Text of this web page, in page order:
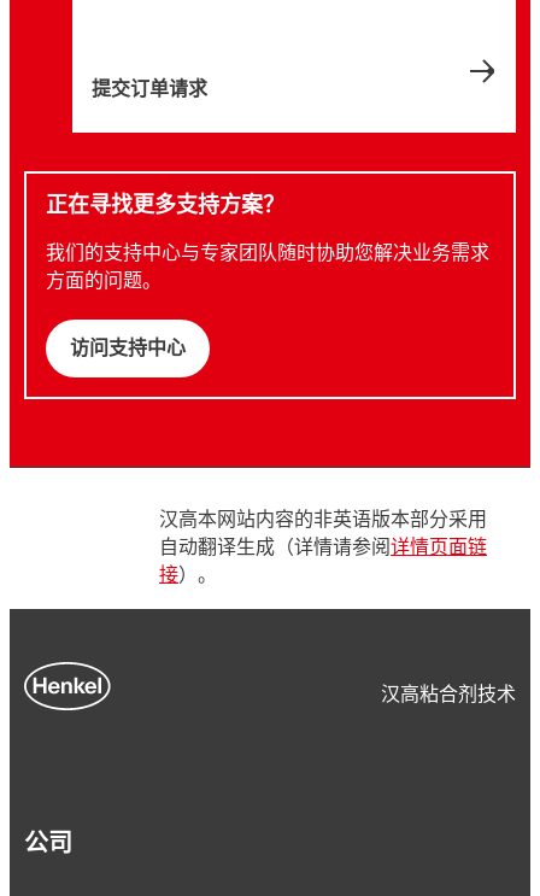
提交订单请求
正在寻找更多支持方案？
我们的支持中心与专家团队随时协助您解决业务需求
方面的问题。
访问支持中心
汉高本网站内容的非英语版本部分采用
自动翻译生成（详情请参阅详情页面链
接）。
汉高粘合剂技术
公司